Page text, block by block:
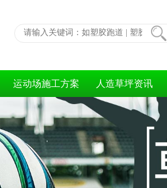
运动场施工方案 人造草坪资讯